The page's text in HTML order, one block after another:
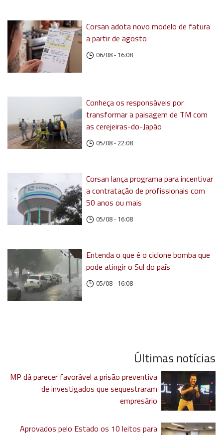
Corsan adota novo modelo de fatura
a partir de agosto
06/08 - 16:08
Conheça os responsáveis por
transformar a paisagem de TM com
as cerejeiras-do-Japão
05/08 - 22:08
Corsan lança programa para incentivar
a contratação de profissionais com
50 anos ou mais
05/08 - 16:08
Entenda o que é o ciclone bomba que
pode atingir o Sul do país
05/08 - 16:08
Últimas notícias
MP dá parecer favorável a prisão preventiva
de investigados que sequestraram
empresário
Aprovados pelo Estado os 10 leitos para